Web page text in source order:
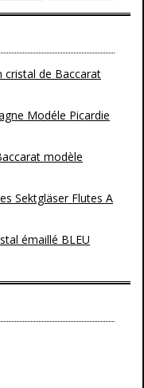
cristal de Baccarat
Modéle Picardie
modèle
Sektgläser Flutes A
émaillé BLEU